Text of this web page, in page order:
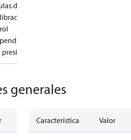
de
y
generales
Característica Valor